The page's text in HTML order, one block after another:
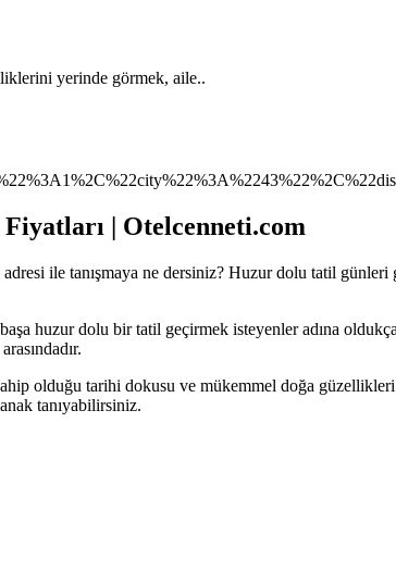
yerinde görmek, aile..
| Otelcenneti.com
adresi ile tanışmaya ne dersiniz? Huzur dolu tatil
huzur dolu bir tatil geçirmek isteyenler adına
arasındadır.
olduğu tarihi dokusu ve mükemmel doğa
tanıyabilirsiniz.